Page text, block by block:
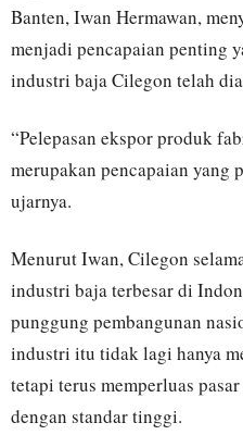
Banten,Iwan Hermawan,
menjadi pencapaian penting
industri baja Cilegon telah
“Pelepasan ekspor produk
merupakan pencapaian yang
ujarnya.
Menurut Iwan, Cilegon
industri baja terbesar di
punggung pembangunan
industri itu tidak lagi hanya
tetapi terus memperluas
dengan standar tinggi.